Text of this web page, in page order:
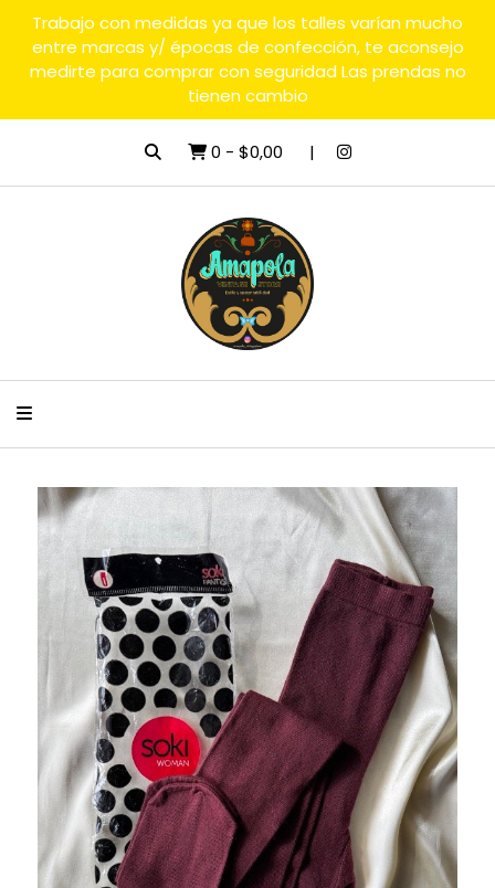
Trabajo con medidas ya que los talles varían mucho
entre marcas y/ épocas de confección, te aconsejo
medirte para comprar con seguridad Las prendas no
tienen cambio
0 - $0,00